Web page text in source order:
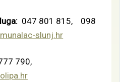
047 801 815, 098
slunj.hr
790,